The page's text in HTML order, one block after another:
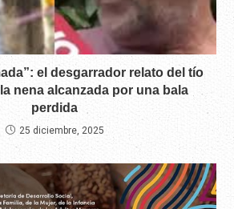
el desgarrador relato del tío
nena alcanzada por una bala
perdida
25 diciembre, 2025